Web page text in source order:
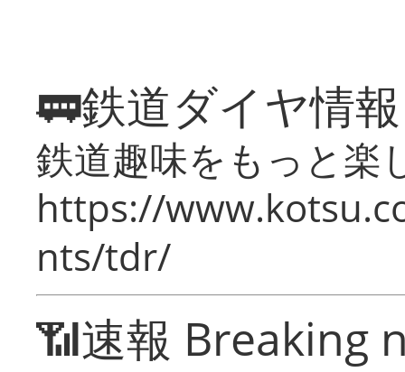
🚃鉄道ダイヤ情
鉄道趣味をもっと楽
https://
nts/tdr/
📶速報 Breaking